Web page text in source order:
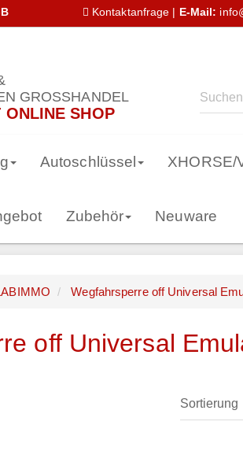
Kontaktanfrage E-Mail:
GROSSHANDEL
ONLINE SHOP
Autoschlüssel XHORSE/
Zubehör Neuware
Wegfahrsperre off Universal
off Universal